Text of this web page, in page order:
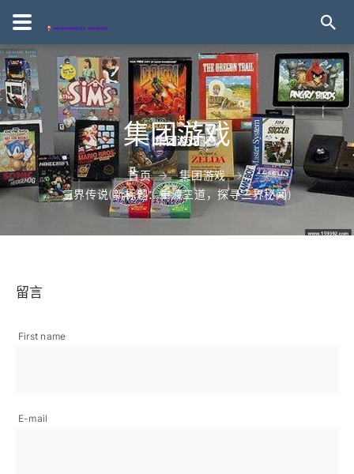
集团游戏
首页
集团游戏
三界传说(新标题：重渡三道，探寻三界秘闻)
留言
First name
E-mail